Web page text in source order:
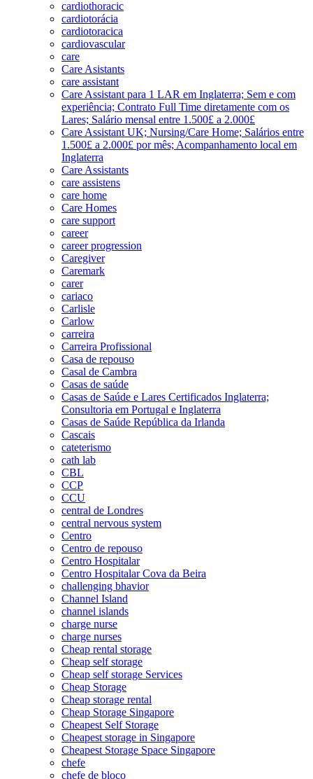
cardiothoracic
cardiotorácia
cardiotoracica
cardiovascular
care
Care Asistants
care assistant
Care Assistant para 1 LAR em Inglaterra; Sem e com
experiência; Contrato Full Time diretamente com os
Lares; Salário mensal entre 1.500£ a 2.000£
Care Assistant UK; Nursing/Care Home; Salários entre
1.500£ a 2.000£ por mês; Acompanhamento local em
Inglaterra
Care Assistants
care assistens
care home
Care Homes
care support
career
career progression
Caregiver
Caremark
carer
cariaco
Carlisle
Carlow
carreira
Carreira Profissional
Casa de repouso
Casal de Cambra
Casas de saúde
Casas de Saúde e Lares Certificados Inglaterra;
Consultoria em Portugal e Inglaterra
Casas de Saúde República da Irlanda
Cascais
cateterismo
cath lab
CBL
CCP
CCU
central de Londres
central nervous system
Centro
Centro de repouso
Centro Hospitalar
Centro Hospitalar Cova da Beira
challenging bhavior
Channel Island
channel islands
charge nurse
charge nurses
Cheap rental storage
Cheap self storage
Cheap self storage Services
Cheap Storage
Cheap storage rental
Cheap Storage Singapore
Cheapest Self Storage
Cheapest storage in Singapore
Cheapest Storage Space Singapore
chefe
chefe de bloco